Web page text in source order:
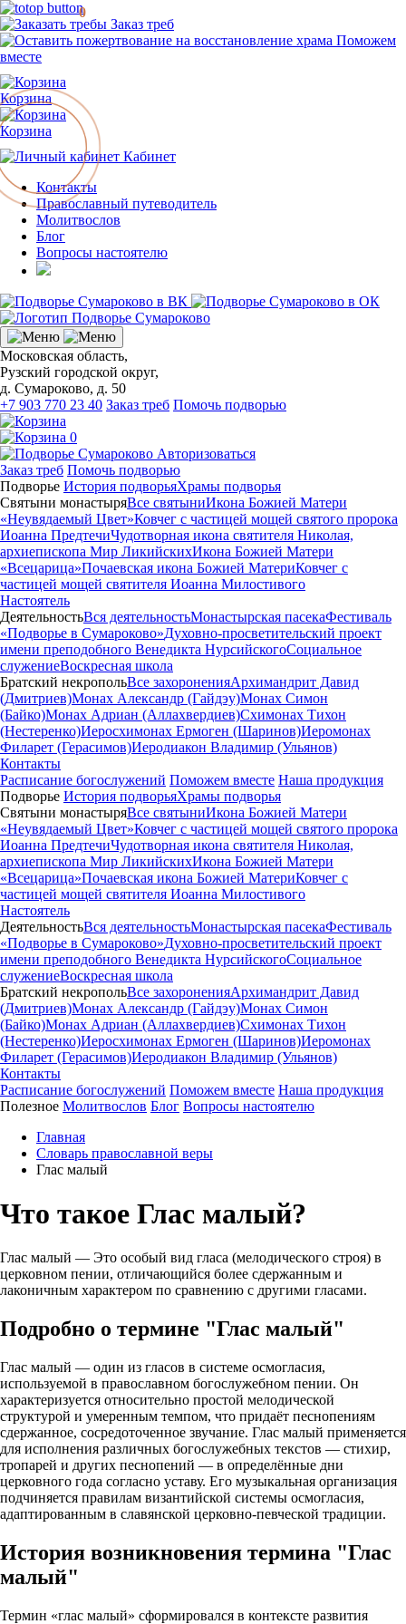
Заказ треб
Поможем
вместе
Корзина
Корзина
0
Кабинет
Контакты
Православный путеводитель
Молитвослов
Блог
Вопросы настоятелю
Московская область,
Рузский городской округ,
д. Сумароково, д. 50
+7 903 770 23 40 Заказ треб Помочь подворью
0
Авторизоваться
Заказ треб Помочь подворью
Подворье История подворьяХрамы подворья
Святыни монастыряВсе святыниИкона Божией Матери
«Неувядаемый Цвет»Ковчег с частицей мощей святого пророка
Иоанна ПредтечиЧудотворная икона святителя Николая,
архиепископа Мир ЛикийскихИкона Божией Матери
«Всецарица»Почаевская икона Божией МатериКовчег с
частицей мощей святителя Иоанна Милостивого
Настоятель
ДеятельностьВся деятельностьМонастырская пасекаФестиваль
«Подворье в Сумароково»Духовно-просветительский проект
имени преподобного Венедикта НурсийскогоСоциальное
служениеВоскресная школа
Братский некропольВсе захороненияАрхимандрит Давид
(Дмитриев)Монах Александр (Гайдэу)Монах Симон
(Байко)Монах Адриан (Аллахвердиев)Схимонах Тихон
(Нестеренко)Иеросхимонах Ермоген (Шаринов)Иеромонах
Филарет (Герасимов)Иеродиакон Владимир (Ульянов)
Контакты
Расписание богослужений Поможем вместе Наша продукция
Подворье История подворьяХрамы подворья
Святыни монастыряВсе святыниИкона Божией Матери
«Неувядаемый Цвет»Ковчег с частицей мощей святого пророка
Иоанна ПредтечиЧудотворная икона святителя Николая,
архиепископа Мир ЛикийскихИкона Божией Матери
«Всецарица»Почаевская икона Божией МатериКовчег с
частицей мощей святителя Иоанна Милостивого
Настоятель
ДеятельностьВся деятельностьМонастырская пасекаФестиваль
«Подворье в Сумароково»Духовно-просветительский проект
имени преподобного Венедикта НурсийскогоСоциальное
служениеВоскресная школа
Братский некропольВсе захороненияАрхимандрит Давид
(Дмитриев)Монах Александр (Гайдэу)Монах Симон
(Байко)Монах Адриан (Аллахвердиев)Схимонах Тихон
(Нестеренко)Иеросхимонах Ермоген (Шаринов)Иеромонах
Филарет (Герасимов)Иеродиакон Владимир (Ульянов)
Контакты
Расписание богослужений Поможем вместе Наша продукция
Полезное Молитвослов Блог Вопросы настоятелю
Главная
Словарь православной веры
Глас малый
Что такое Глас малый?
Глас малый — Это особый вид гласа (мелодического строя) в
церковном пении, отличающийся более сдержанным и
лаконичным характером по сравнению с другими гласами.
Подробно о термине "Глас малый"
Глас малый — один из гласов в системе осмогласия,
используемой в православном богослужебном пении. Он
характеризуется относительно простой мелодической
структурой и умеренным темпом, что придаёт песнопениям
сдержанное, сосредоточенное звучание. Глас малый применяется
для исполнения различных богослужебных текстов — стихир,
тропарей и других песнопений — в определённые дни
церковного года согласно уставу. Его музыкальная организация
подчиняется правилам византийской системы осмогласия,
адаптированным в славянской церковно‑певческой традиции.
История возникновения термина "Глас
малый"
Термин «глас малый» сформировался в контексте развития